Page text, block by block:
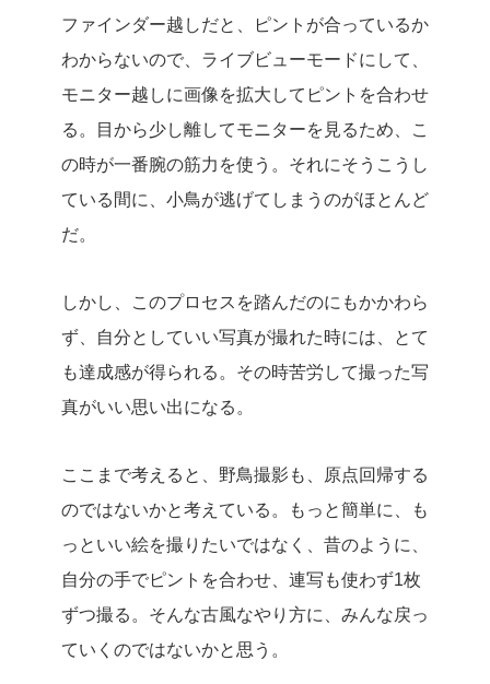
ファインダー越しだと、ピントが合っているか
わからないので、ライブビューモードにして、
モニター越しに画像を拡大してピントを合わせ
る。目から少し離してモニターを見るため、こ
の時が一番腕の筋力を使う。それにそうこうし
ている間に、小鳥が逃げてしまうのがほとんど
だ。
しかし、このプロセスを踏んだのにもかかわら
ず、自分としていい写真が撮れた時には、とて
も達成感が得られる。その時苦労して撮った写
真がいい思い出になる。
ここまで考えると、野鳥撮影も、原点回帰する
のではないかと考えている。もっと簡単に、も
っといい絵を撮りたいではなく、昔のように、
自分の手でピントを合わせ、連写も使わず1枚
ずつ撮る。そんな古風なやり方に、みんな戻っ
ていくのではないかと思う。